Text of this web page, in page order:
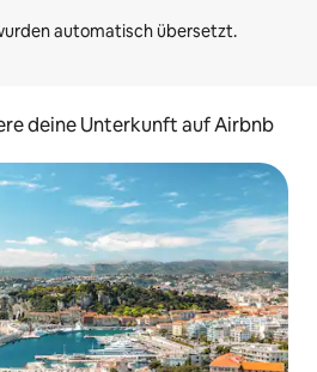
deine Unterkunft auf Airbnb